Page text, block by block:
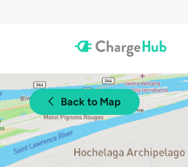
Back to Map